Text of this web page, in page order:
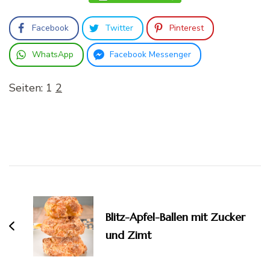
Facebook Twitter Pinterest
WhatsApp Facebook Messenger
Seiten: 1 2
Blitz-Apfel-Ballen mit Zucker
und Zimt